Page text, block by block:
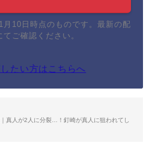
10日時点のものです。最新の配
ご確認ください。
たい方はこちらへ
真人が2人に分裂…！釘崎が真人に狙われてし